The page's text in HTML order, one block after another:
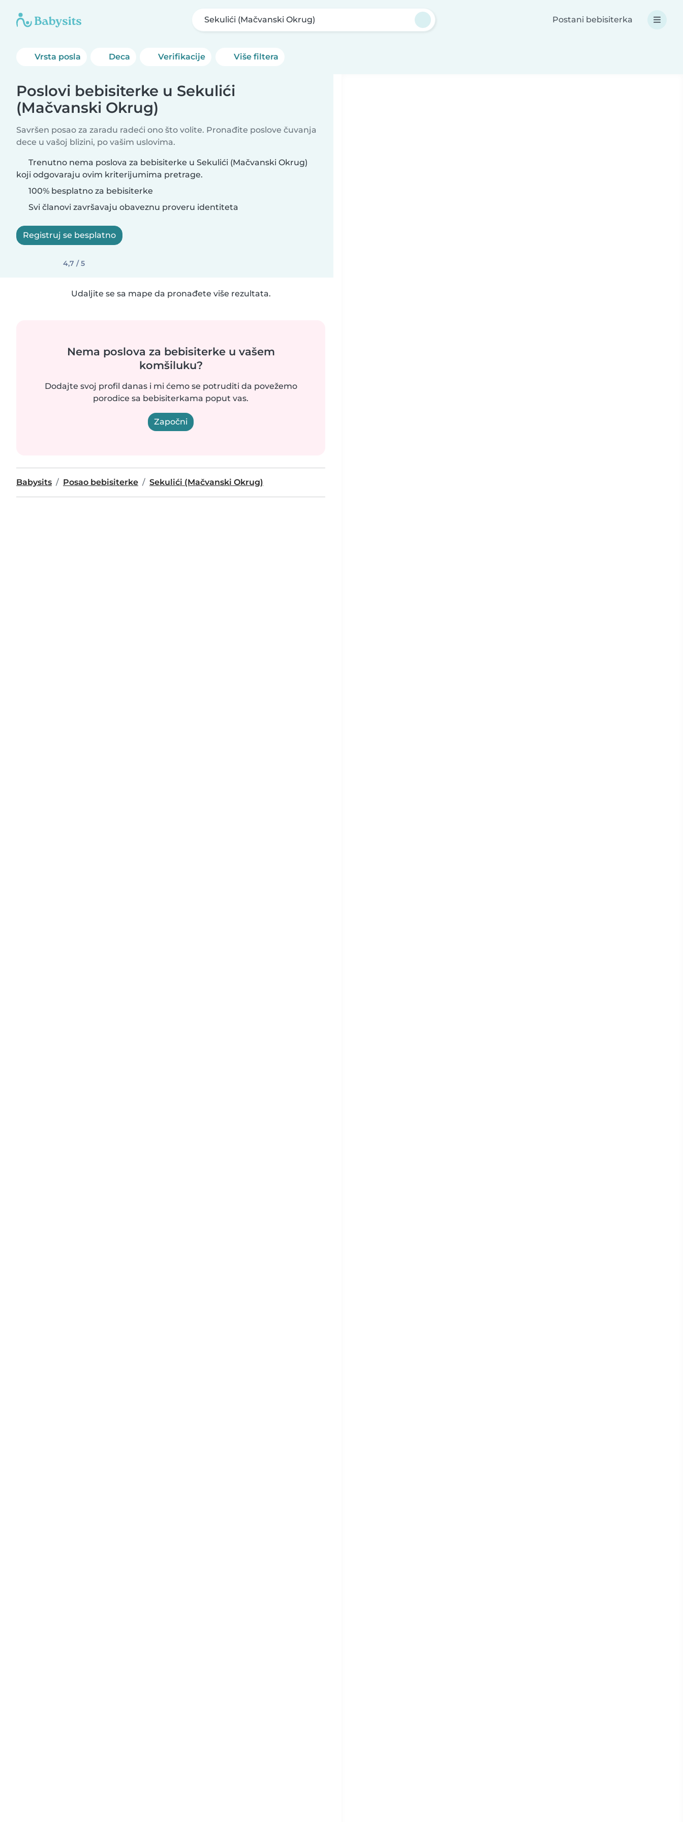
Sekulići (Mačvanski Okrug) Postani bebisiterka
Vrsta posla Deca Verifikacije Više filtera
Poslovi bebisiterke u Sekulići
(Mačvanski Okrug)
Savršen posao za zaradu radeći ono što volite. Pronađite poslove čuvanja
dece u vašoj blizini, po vašim uslovima.
Trenutno nema poslova za bebisiterke u Sekulići (Mačvanski Okrug)
koji odgovaraju ovim kriterijumima pretrage.
100% besplatno za bebisiterke
Svi članovi završavaju obaveznu proveru identiteta
Registruj se besplatno
4,7 / 5
Udaljite se sa mape da pronađete više rezultata.
Nema poslova za bebisiterke u vašem
komšiluku?
Dodajte svoj profil danas i mi ćemo se potruditi da povežemo
porodice sa bebisiterkama poput vas.
Započni
Babysits Posao bebisiterke Sekulići (Mačvanski Okrug)